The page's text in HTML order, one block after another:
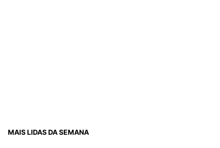
MAIS LIDAS DA SEMANA